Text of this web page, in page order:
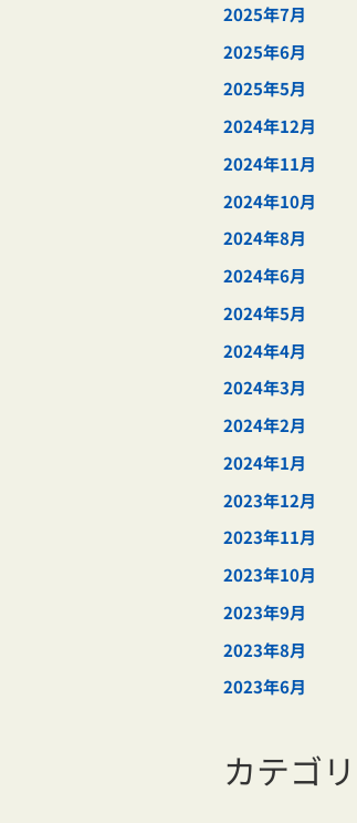
2025年7月
2025年6月
2025年5月
2024年12月
2024年11月
2024年10月
2024年8月
2024年6月
2024年5月
2024年4月
2024年3月
2024年2月
2024年1月
2023年12月
2023年11月
2023年10月
2023年9月
2023年8月
2023年6月
カテゴ